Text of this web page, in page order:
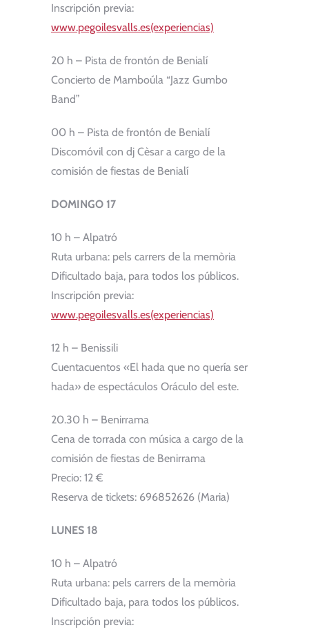
Inscripción previa:
www.pegoilesvalls.es(experiencias)
20 h – Pista de frontón de Benialí
Concierto de Mamboúla “Jazz Gumbo
Band”
00 h – Pista de frontón de Benialí
Discomóvil con dj Cèsar a cargo de la
comisión de fiestas de Benialí
DOMINGO 17
10 h – Alpatró
Ruta urbana: pels carrers de la memòria
Dificultado baja, para todos los públicos.
Inscripción previa:
www.pegoilesvalls.es(experiencias)
12 h – Benissili
Cuentacuentos «El hada que no quería ser
hada» de espectáculos Oráculo del este.
20.30 h – Benirrama
Cena de torrada con música a cargo de la
comisión de fiestas de Benirrama
Precio: 12 €
Reserva de tickets: 696852626 (Maria)
LUNES 18
10 h – Alpatró
Ruta urbana: pels carrers de la memòria
Dificultado baja, para todos los públicos.
Inscripción previa: